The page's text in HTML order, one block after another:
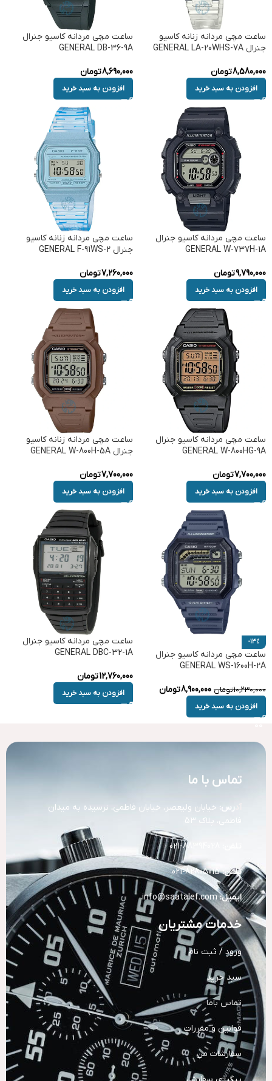
ساعت مچی مردانه زنانه کاسیو
جنرال GENERAL LA-20WHS-7A
8,580,000تومان
افزودن به سبد خرید
ساعت مچی مردانه کاسیو جنرال
GENERAL DB-36-9A
8,690,000تومان
افزودن به سبد خرید
ساعت مچی مردانه کاسیو جنرال
GENERAL W-737H-1A
9,790,000تومان
افزودن به سبد خرید
ساعت مچی مردانه زنانه کاسیو
جنرال GENERAL F-91WS-2
7,260,000تومان
افزودن به سبد خرید
ساعت مچی مردانه کاسیو جنرال
GENERAL W-800HG-9A
7,700,000تومان
افزودن به سبد خرید
ساعت مچی مردانه زنانه کاسیو
جنرال GENERAL W-800H-5A
7,700,000تومان
افزودن به سبد خرید
-13%
ساعت مچی مردانه کاسیو جنرال
GENERAL WS-1600H-2A
10,230,000تومان 8,900,000تومان
افزودن به سبد خرید
ساعت مچی مردانه کاسیو جنرال
GENERAL DBC-32-1A
12,760,000تومان
افزودن به سبد خرید
تماس با ما
رس: خیابان ولیعصر، خیابان فاطمی، نرسیده به میدان
فاطمی، پلاک 53
تلفن:82805015-021
ایمیل: info@saatalef.com
خدمات مشتریان
ورود / ثبت نام
سبد خرید
تماس باما
قوانین و مقررات
سفارشات من